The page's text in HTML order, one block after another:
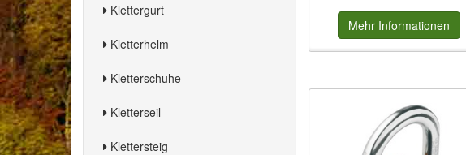
Klettergurt
Kletterhelm
Kletterschuhe
Kletterseil
Klettersteig
Mehr Informationen